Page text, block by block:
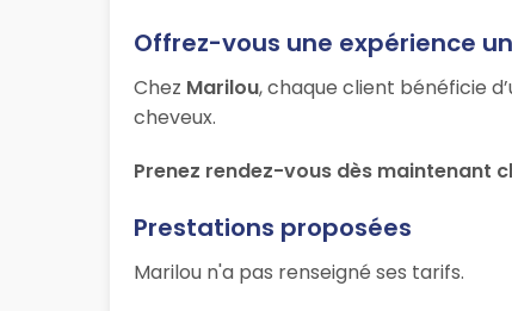
Offrez-vous une expérience
Chez Marilou, chaque client bénéficie
cheveux.
Prenez rendez-vous dès maintenant
Prestations proposées
Marilou n'a pas renseigné ses tarifs.